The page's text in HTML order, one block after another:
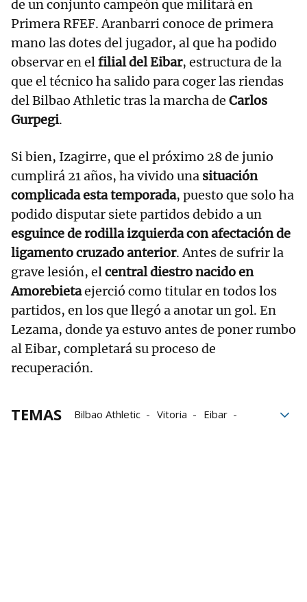
de un conjunto campeón que militará en
Primera RFEF. Aranbarri conoce de primera
mano las dotes del jugador, al que ha podido
observar en elfilial del Eibar, estructura de la
que el técnico ha salido para coger las riendas
del Bilbao Athletic tras la marcha de Carlos
Gurpegi.
Si bien, Izagirre, que el próximo 28 de junio
cumplirá 21 años, ha vivido una situación
complicada esta temporada, puesto que solo ha
podido disputar siete partidos debido a un
esguince de rodilla izquierda con afectación de
ligamento cruzado anterior. Antes de sufrir la
grave lesión, elcentral diestro nacido en
Amorebietaejerció como titular en todos los
partidos, en los que llegó a anotar un gol. En
Lezama, donde ya estuvo antes de poner rumbo
al Eibar, completará su proceso de
recuperación.
TEMAS Bilbao Athletic Vitoria
Eibar